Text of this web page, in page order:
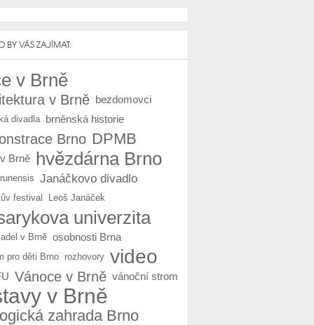
BY VÁS ZAJÍMAT:
v Brně
v Brně bezdomovci
divadla brněnská historie
Brno DPMB
Brně hvězdárna Brno
Janáčkovo divadlo
festival Leoš Janáček
univerzita
v Brně osobnosti Brna
pro děti Brno rozhovory video
Vánoce v Brně vánoční strom
v Brně
zahrada Brno